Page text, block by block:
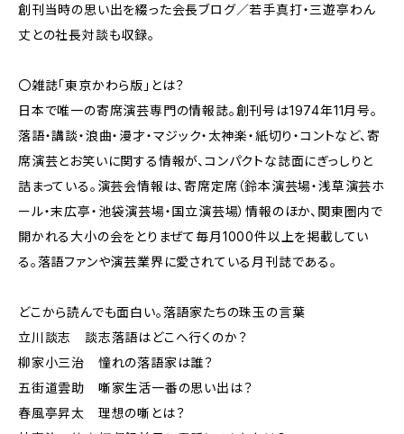
創刊当時の思い出を綴った会長ブログ／若手真打・三遊亭わん
丈との社長対談も収録。
〇雑誌「東京かわら版」とは？
日本で唯一の寄席演芸専門の情報誌。創刊号は1974年11月号。
落語・講談・浪曲・漫才・マジック・太神楽・紙切り・コントなど、寄
席演芸とお笑いに関する情報が、コンパクトな誌面にぎっしりと
詰まっている。演芸会情報は、寄席定席（鈴本演芸場・浅草演芸ホ
ール・末広亭・池袋演芸場・国立演芸場）情報のほか、関東圏内で
開かれる大小の会をとりまぜて毎月1000件以上を掲載してい
る。落語ファンや演芸業界に愛されている月刊誌である。
どこから読んでも面白い。落語家たちの珠玉の言葉
立川談志 談志落語はどこへ行くのか？
柳家小三治 憧れの落語家は誰？
五街道雲助 噺家生活一番の思い出は？
春風亭昇太 理想の噺とは？